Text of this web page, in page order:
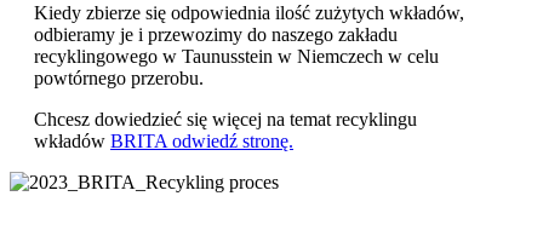
Kiedy zbierze się odpowiednia ilość zużytych wkładów,
odbieramy je i przewozimy do naszego zakładu
recyklingowego w Taunusstein w Niemczech w celu
powtórnego przerobu.
Chcesz dowiedzieć się więcej na temat recyklingu
wkładów BRITA odwiedź stronę.